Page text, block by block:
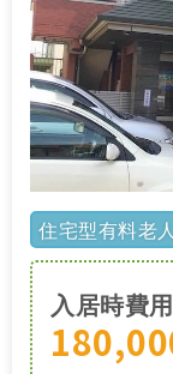
住宅型有料老
入居時費用